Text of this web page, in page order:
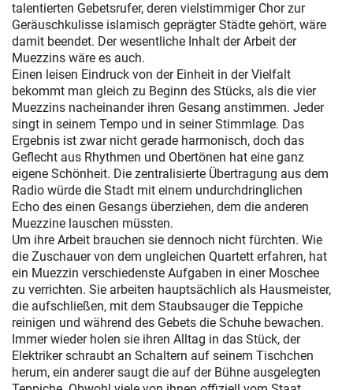
talentierten Gebetsrufer, deren vielstimmiger Chor zur
Geräuschkulisse islamisch geprägter Städte gehört, wäre
damit beendet. Der wesentliche Inhalt der Arbeit der
Muezzins wäre es auch.
Einen leisen Eindruck von der Einheit in der Vielfalt
bekommt man gleich zu Beginn des Stücks, als die vier
Muezzins nacheinander ihren Gesang anstimmen. Jeder
singt in seinem Tempo und in seiner Stimmlage. Das
Ergebnis ist zwar nicht gerade harmonisch, doch das
Geflecht aus Rhythmen und Obertönen hat eine ganz
eigene Schönheit. Die zentralisierte Übertragung aus dem
Radio würde die Stadt mit einem undurchdringlichen
Echo des einen Gesangs überziehen, dem die anderen
Muezzine lauschen müssten.
Um ihre Arbeit brauchen sie dennoch nicht fürchten. Wie
die Zuschauer von dem ungleichen Quartett erfahren, hat
ein Muezzin verschiedenste Aufgaben in einer Moschee
zu verrichten. Sie arbeiten hauptsächlich als Hausmeister,
die aufschließen, mit dem Staubsauger die Teppiche
reinigen und während des Gebets die Schuhe bewachen.
Immer wieder holen sie ihren Alltag in das Stück, der
Elektriker schraubt an Schaltern auf seinem Tischchen
herum, ein anderer saugt die auf der Bühne ausgelegten